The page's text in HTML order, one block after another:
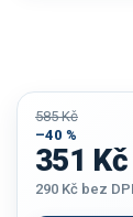
585 Kč
–40 %
351 Kč
290 Kč bez